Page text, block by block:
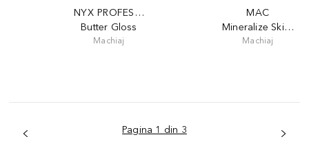
NYX PROFESSIONAL MAKEUP
Butter Gloss
Machiaj
MAC
Mineralize
Machiaj
Pagina 1 din 3